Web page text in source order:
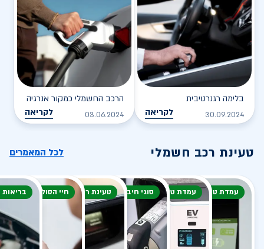
בלימה רגנרטיבית
30.09.2024 לקריאה
הרכב החשמלי כמקור אנרגיה
03.06.2024 לקריאה
טעינת רכב חשמלי לכל המאמרים
עמדת טעינה עמדת טעינה סוגי חיבור טעינת רכב חשמליחיי הסוללה